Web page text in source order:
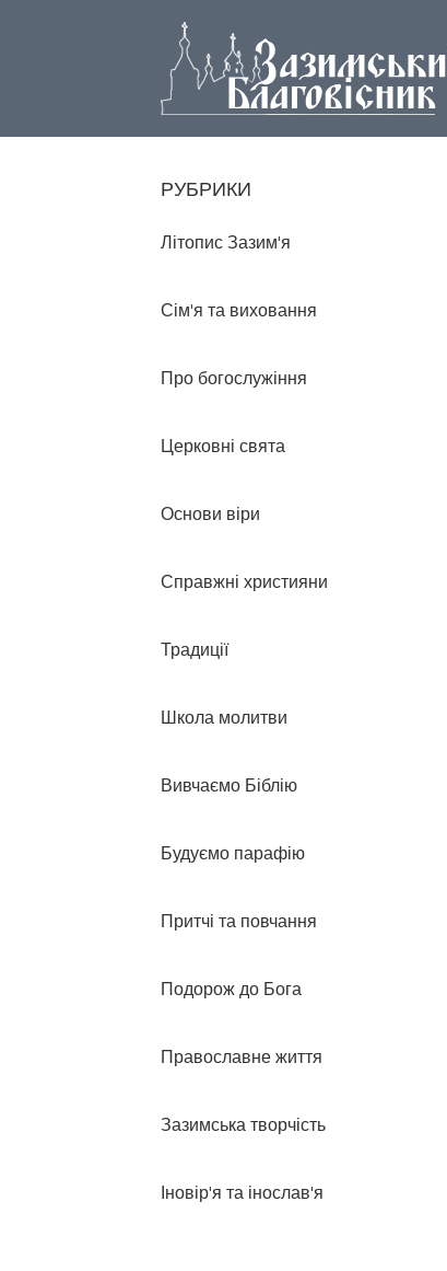
РУБРИКИ
Літопис Зазим'я
Сім'я та виховання
Про богослужіння
Церковні свята
Основи віри
Справжні християни
Традиції
Школа молитви
Вивчаємо Біблію
Будуємо парафію
Притчі та повчання
Подорож до Бога
Православне життя
Зазимська творчість
Іновір'я та інослав'я